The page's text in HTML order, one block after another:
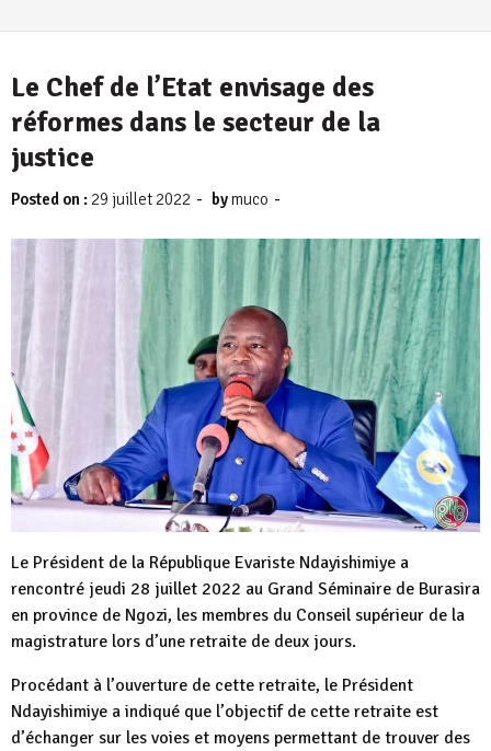
Le Chef de l’Etat envisage des
réformes dans le secteur de la
justice
Posted on : 29 juillet 2022 - bymuco -
Le Président de la République Evariste Ndayishimiye a
rencontré jeudi 28 juillet 2022 au Grand Séminaire de Burasira
en province de Ngozi, les membres du Conseil supérieur de la
magistrature lors d’une retraite de deux jours.
Procédant à l’ouverture de cette retraite, le Président
Ndayishimiye a indiqué que l’objectif de cette retraite est
d’échanger sur les voies et moyens permettant de trouver des